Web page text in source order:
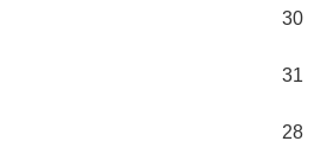
30
31
28